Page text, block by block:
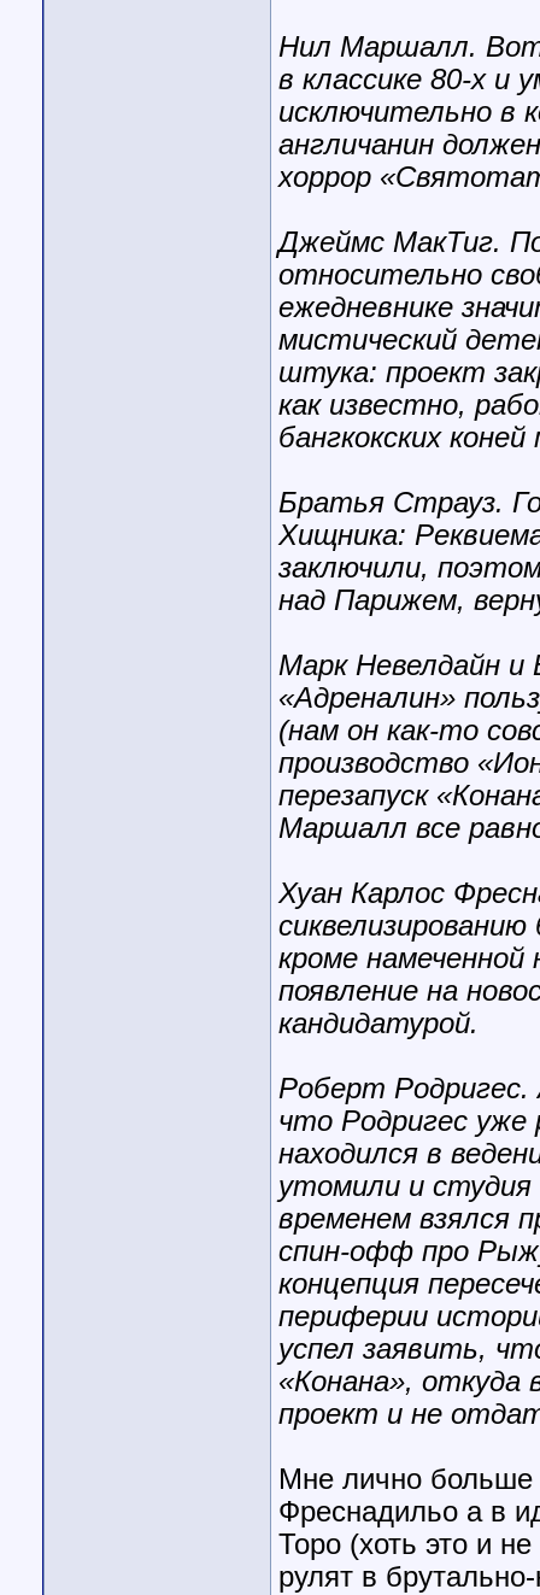
Нил Маршалл. Вот
в классике 80-х
исключительно в
англичанин
хоррор
Джеймс МакТиг.
относительно
ежедневнике
мистический
штука: проект
как известно,
бангкокских
Братья Страуз.
Хищника:
заключили,
над Парижем,
Марк Невелдайн и
«Адреналин»
(нам он как-то
производство
перезапуск
Маршалл все
Хуан Карлос
кроме намеченной
появление на
кандидатурой.
Роберт
что Родригес
находился в
утомили и студия
временем взялся
спин-офф про
концепция
периферии
успел заявить,
«Конана», откуда
проект и не
Мне лично больше
Фреснадильо а в
Торо (хоть это и
рулят в